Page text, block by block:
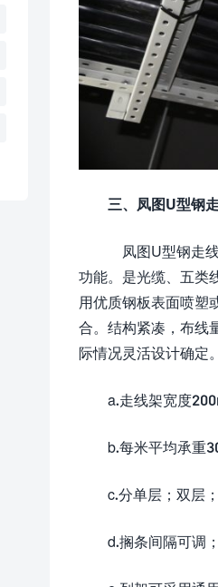
三、凤图U型钢
凤图U型钢走
功能。是光缆、五类
用优质钢板表面喷塑
合。结构紧凑，布线
际情况灵活设计确定。
a.走线架宽度
b.每米平均承重
c.分单层；双层
d.搁条间隔可调